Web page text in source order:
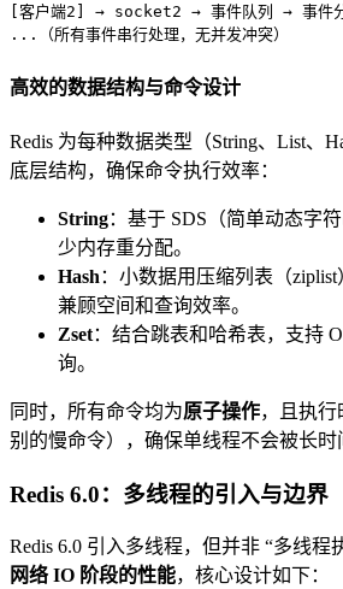
[客户端2] → socket2 → 事件队列 → 事件
...（所有事件串行处理，无并发冲突）
高效的数据结构与命令设计
Redis 为每种数据类型（String、List、
底层结构，确保命令执行效率：
String：基于 SDS（简单动态字
少内存重分配。
Hash ：小数据用压缩列表（ziplist
兼顾空间和查询效率。
Zset：结合跳表和哈希表，支持
询。
同时，所有命令均为原子操作，且执行
别的慢命令），确保单线程不会被长时
Redis 6.0：多线程的引入与边界
Redis 6.0 引入多线程，但并非 “多线程
网络 IO 阶段的性能，核心设计如下：